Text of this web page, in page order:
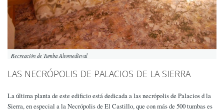
Recreación de Tumba Altomedieval
LAS NECRÓPOLIS DE PALACIOS DE LA SIERRA
La última planta de este edificio está dedicada a las necrópolis de Palacios d la
Sierra, en especial a la Necrópolis de El Castillo, que con más de 500 tumbas es